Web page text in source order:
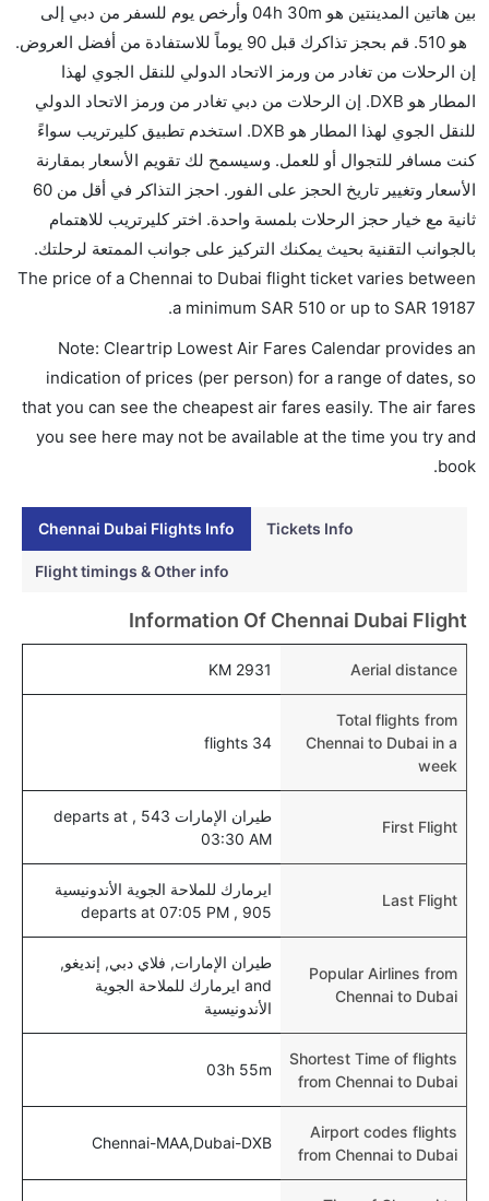
بين هاتين المدينتين هو 04h 30m وأرخص يوم للسفر من دبي إلى
هو 510. قم بحجز تذاكرك قبل 90 يوماً للاستفادة من أفضل العروض.
إن الرحلات من تغادر من ورمز الاتحاد الدولي للنقل الجوي لهذا
المطار هو DXB. إن الرحلات من دبي تغادر من ورمز الاتحاد الدولي
للنقل الجوي لهذا المطار هو DXB. استخدم تطبيق كليرتريب سواءً
كنت مسافر للتجوال أو للعمل. وسيسمح لك تقويم الأسعار بمقارنة
الأسعار وتغيير تاريخ الحجز على الفور. احجز التذاكر في أقل من 60
ثانية مع خيار حجز الرحلات بلمسة واحدة. اختر كليرتريب للاهتمام
بالجوانب التقنية بحيث يمكنك التركيز على جوانب الممتعة لرحلتك.
The price of a Chennai to Dubai flight ticket varies between
a minimum SAR 510 or up to SAR 19187
.
Note: Cleartrip Lowest Air Fares Calendar provides an
indication of prices (per person) for a range of dates, so
that you can see the cheapest air fares easily. The air fares
you see here may not be available at the time you try and
book.
Chennai Dubai Flights Info Tickets Info
Flight timings & Other info
Information Of Chennai Dubai Flight
Aerial distance
2931 KM
Total flights from
Chennai to Dubai in a
week
34 flights
First Flight
طيران الإمارات 543 , departs at
03:30 AM
Last Flight
ايرمارك للملاحة الجوية الأندونيسية
905 , departs at 07:05 PM
Popular Airlines from
Chennai to Dubai
طيران الإمارات, فلاي دبي, إنديغو,
and ايرمارك للملاحة الجوية
الأندونيسية
Shortest Time of flights
from Chennai to Dubai
03h 55m
Airport codes flights
from Chennai to Dubai
Chennai-MAA,Dubai-DXB